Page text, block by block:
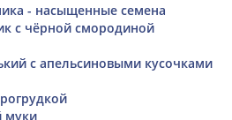
- насыщенные семена
с чёрной смородиной
с апельсиновыми кусочками
муки